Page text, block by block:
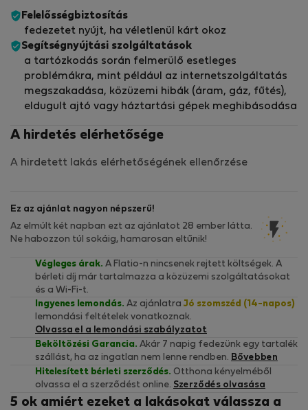
Felelősségbiztosítás
fedezetet nyújt, ha véletlenül kárt okoz
Segítségnyújtási szolgáltatások
a tartózkodás során felmerülő esetleges
problémákra, mint például az internetszolgáltatás
megszakadása, közüzemi hibák (áram, gáz, fűtés),
eldugult ajtó vagy háztartási gépek meghibásodása
A hirdetés elérhetősége
A hirdetett lakás elérhetőségének ellenőrzése
Ez az ajánlat nagyon népszerű!
Az elmúlt két napban ezt az ajánlatot 28 ember látta.
Ne habozzon túl sokáig, hamarosan eltűnik!
Végleges árak. A Flatio-n nincsenek rejtett költségek. A
bérleti díj már tartalmazza a közüzemi szolgáltatásokat
és a Wi-Fi-t.
Ingyenes lemondás. Az ajánlatra Jó szomszéd (14-napos)
lemondási feltételek vonatkoznak.
Olvassa el a lemondási szabályzatot
Beköltözési Garancia. Akár 7 napig fedezünk egy tartalék
szállást, ha az ingatlan nem lenne rendben. Bővebben
Hitelesített bérleti szerződés. Otthona kényelméből
olvassa el a szerződést online. Szerződés olvasása
5 ok amiért ezeket a lakásokat válassza a